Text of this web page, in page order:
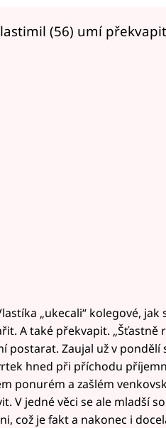
(56) umí
„ukecali“ kolegové, jak
A také překvapit. „Šťastně
postarat. Zaujal už v
hned při příchodu
ponurém a zašlém
V jedné věci se ale mladší
což je fakt a nakonec i